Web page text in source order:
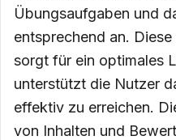
Übungsaufgaben und
entsprechend an.
sorgt für ein optimales
unterstützt die Nutzer
effektiv zu erreichen.
von Inhalten und